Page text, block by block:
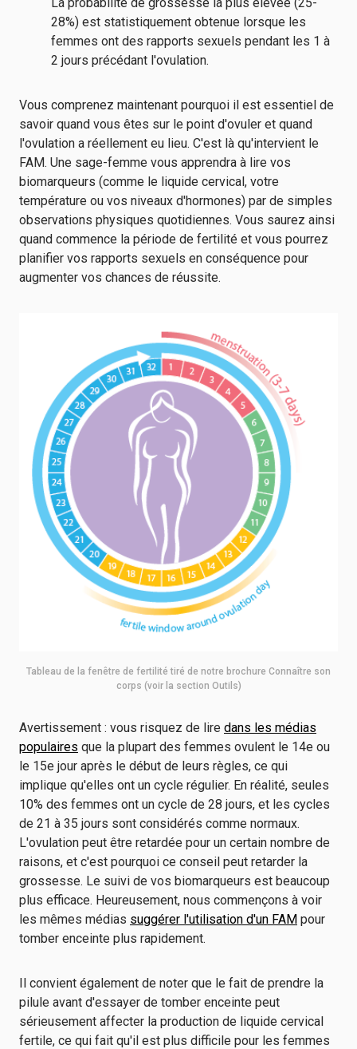
La probabilité de grossesse la plus élevée (25-
28%) est statistiquement obtenue lorsque les
femmes ont des rapports sexuels pendant les 1 à
2 jours précédant l'ovulation.
Vous comprenez maintenant pourquoi il est essentiel de
savoir quand vous êtes sur le point d'ovuler et quand
l'ovulation a réellement eu lieu. C'est là qu'intervient le
FAM. Une sage-femme vous apprendra à lire vos
biomarqueurs (comme le liquide cervical, votre
température ou vos niveaux d'hormones) par de simples
observations physiques quotidiennes. Vous saurez ainsi
quand commence la période de fertilité et vous pourrez
planifier vos rapports sexuels en conséquence pour
augmenter vos chances de réussite.
Tableau de la fenêtre de fertilité tiré de notre brochure Connaître son
corps (voir la section Outils)
Avertissement : vous risquez de lire dans les médias
populaires que la plupart des femmes ovulent le 14e ou
le 15e jour après le début de leurs règles, ce qui
implique qu'elles ont un cycle régulier. En réalité, seules
10% des femmes ont un cycle de 28 jours, et les cycles
de 21 à 35 jours sont considérés comme normaux.
L'ovulation peut être retardée pour un certain nombre de
raisons, et c'est pourquoi ce conseil peut retarder la
grossesse. Le suivi de vos biomarqueurs est beaucoup
plus efficace. Heureusement, nous commençons à voir
les mêmes médias suggérer l'utilisation d'un FAM pour
tomber enceinte plus rapidement.
Il convient également de noter que le fait de prendre la
pilule avant d'essayer de tomber enceinte peut
sérieusement affecter la production de liquide cervical
fertile, ce qui fait qu'il est plus difficile pour les femmes